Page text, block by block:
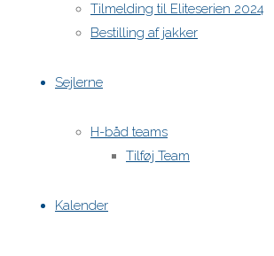
Tilmelding til Eliteserien 2024
Bestilling af jakker
Sejlerne
H-båd teams
Tilføj Team
Kalender